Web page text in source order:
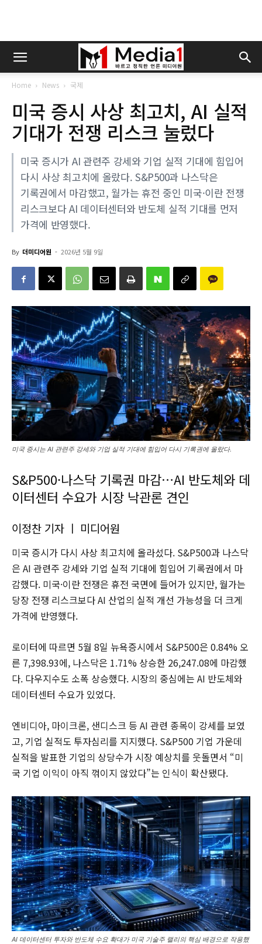
Home News 국제
미국 증시 사상 최고치, AI 실적
기대가 전쟁 리스크 눌렀다
미국 증시가 AI 관련주 강세와 기업 실적 기대에 힘입어
다시 사상 최고치에 올랐다. S&P500과 나스닥은
기록권에서 마감했고, 월가는 휴전 중인 미국·이란 전쟁
리스크보다 AI 데이터센터와 반도체 실적 기대를 먼저
가격에 반영했다.
By 더미디어원 - 2026년 5월 9일
미국 증시는 AI 관련주 강세와 기업 실적 기대에 힘입어 다시 기록권에 올랐다.
S&P500·나스닥 기록권 마감…AI 반도체와 데
이터센터 수요가 시장 낙관론 견인
이정찬 기자 ㅣ 미디어원
미국 증시가 다시 사상 최고치에 올라섰다. S&P500과 나스닥
은 AI 관련주 강세와 기업 실적 기대에 힘입어 기록권에서 마
감했다. 미국·이란 전쟁은 휴전 국면에 들어가 있지만, 월가는
당장 전쟁 리스크보다 AI 산업의 실적 개선 가능성을 더 크게
가격에 반영했다.
로이터에 따르면 5월 8일 뉴욕증시에서 S&P500은 0.84% 오
른 7,398.93에, 나스닥은 1.71% 상승한 26,247.08에 마감했
다. 다우지수도 소폭 상승했다. 시장의 중심에는 AI 반도체와
데이터센터 수요가 있었다.
엔비디아, 마이크론, 샌디스크 등 AI 관련 종목이 강세를 보였
고, 기업 실적도 투자심리를 지지했다. S&P500 기업 가운데
실적을 발표한 기업의 상당수가 시장 예상치를 웃돌면서 “미
국 기업 이익이 아직 꺾이지 않았다”는 인식이 확산됐다.
AI 데이터센터 투자와 반도체 수요 확대가 미국 기술주 랠리의 핵심 배경으로 작용했